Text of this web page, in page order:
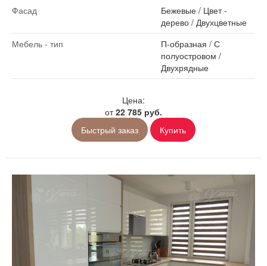
Фасад Бежевые/ Цвет -
дерево/ Двухцветные
Мебель - тип
П-образная / С
полуостровом /
Двухрядные
Цена:
от22 785 руб.
Быстрый заказ
Купить